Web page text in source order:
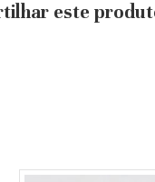
este